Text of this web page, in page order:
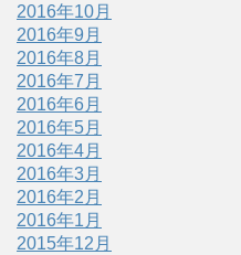
2016年10月
2016年9月
2016年8月
2016年7月
2016年6月
2016年5月
2016年4月
2016年3月
2016年2月
2016年1月
2015年12月